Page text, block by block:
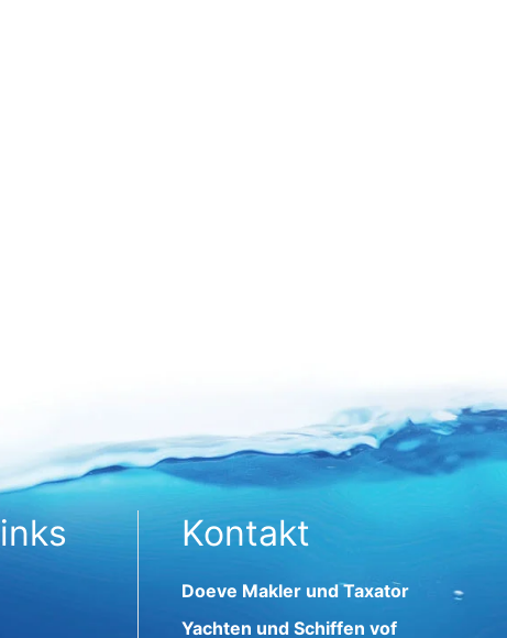
Kontakt
Doeve Makler und Taxator
Yachten und Schiffen vof